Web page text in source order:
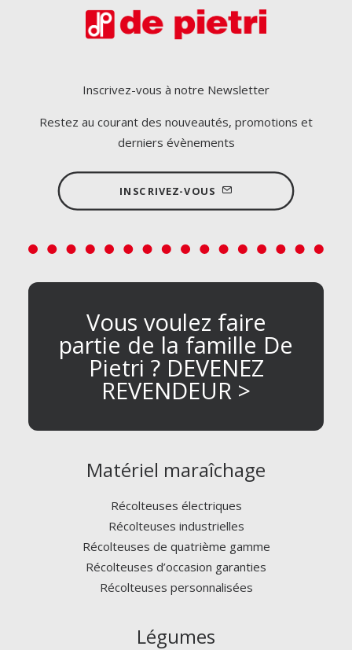
Inscrivez-vous à notre Newsletter
Restez au courant des nouveautés, promotions et
derniers évènements
INSCRIVEZ-VOUS
Vous voulez faire
partie de la famille De
Pietri ? DEVENEZ
REVENDEUR >
Matériel maraîchage
Récolteuses électriques
Récolteuses industrielles
Récolteuses de quatrième gamme
Récolteuses d’occasion garanties
Récolteuses personnalisées
Légumes